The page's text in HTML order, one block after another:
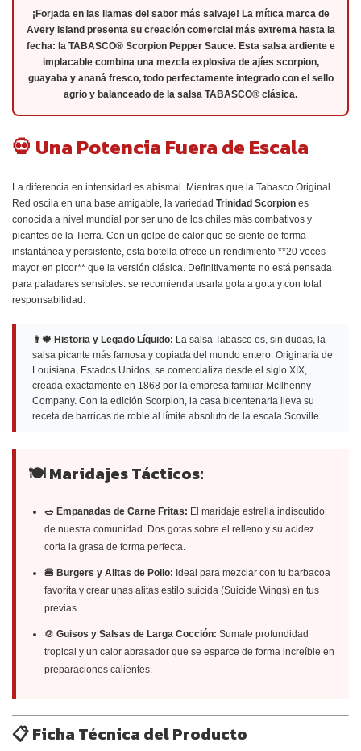
¡Forjada en las llamas del sabor más salvaje! La mítica marca de
Avery Island presenta su creación comercial más extrema hasta la
fecha: la TABASCO® Scorpion Pepper Sauce. Esta salsa ardiente e
implacable combina una mezcla explosiva de ajíes scorpion,
guayaba y ananá fresco, todo perfectamente integrado con el sello
agrio y balanceado de la salsa TABASCO® clásica.
💀 Una Potencia Fuera de Escala
La diferencia en intensidad es abismal. Mientras que la Tabasco Original
Red oscila en una base amigable, la variedad Trinidad Scorpion es
conocida a nivel mundial por ser uno de los chiles más combativos y
picantes de la Tierra. Con un golpe de calor que se siente de forma
instantánea y persistente, esta botella ofrece un rendimiento **20 veces
mayor en picor** que la versión clásica. Definitivamente no está pensada
para paladares sensibles: se recomienda usarla gota a gota y con total
responsabilidad.
👨‍🍁 Historia y Legado Líquido: La salsa Tabasco es, sin dudas, la
salsa picante más famosa y copiada del mundo entero. Originaria de
Louisiana, Estados Unidos, se comercializa desde el siglo XIX,
creada exactamente en 1868 por la empresa familiar McIlhenny
Company. Con la edición Scorpion, la casa bicentenaria lleva su
receta de barricas de roble al límite absoluto de la escala Scoville.
🍽 Maridajes Tácticos:
🥗 Empanadas de Carne Fritas: El maridaje estrella indiscutido
de nuestra comunidad. Dos gotas sobre el relleno y su acidez
corta la grasa de forma perfecta.
🍔 Burgers y Alitas de Pollo: Ideal para mezclar con tu barbacoa
favorita y crear unas alitas estilo suicida (Suicide Wings) en tus
previas.
🍲 Guisos y Salsas de Larga Cocción: Sumale profundidad
tropical y un calor abrasador que se esparce de forma increíble en
preparaciones calientes.
📋 Ficha Técnica del Producto